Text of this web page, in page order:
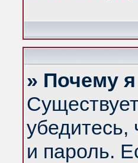
» Почему
убедитесь,
и пароль.